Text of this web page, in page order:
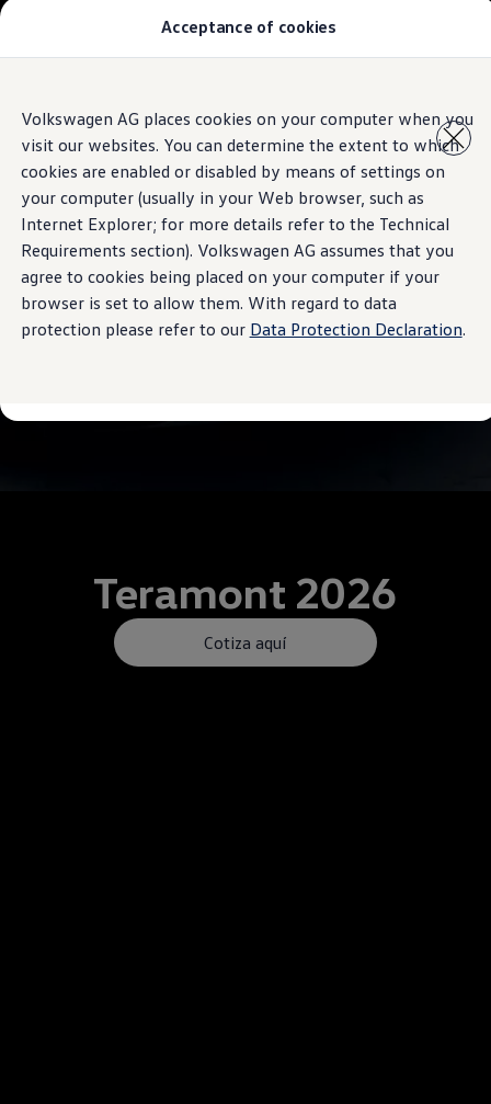
Acceptance of cookies
Volkswagen AG places cookies on your computer when you
visit our websites. You can determine the extent to which
cookies are enabled or disabled by means of settings on
your computer (usually in your Web browser, such as
Internet Explorer; for more details refer to the Technical
Requirements section). Volkswagen AG assumes that you
agree to cookies being placed on your computer if your
browser is set to allow them. With regard to data
protection please refer to our Data Protection Declaration.
contenido
principal
a pie
de
página
Modelos y Concesionarios
Contáctanos
Marca y Experiencia
Volkswagen Honduras
Latin NCAP
Espacio Exclusivo para Prensa
Tengo un Volkswagen
Manuales Volkswagen
Noticias
Teramont 2026
Cotiza aquí